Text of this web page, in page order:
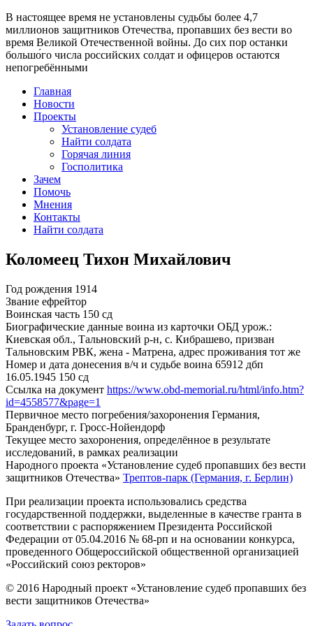
В настоящее время не установлены судьбы более 4,7
миллионов защитников Отечества, пропавших без вести во
время Великой Отечественной войны. До сих пор останки
большо́го числа российских солдат и офицеров остаются
непогребёнными
Главная
Новости
Проекты
Установление судеб
Найти солдата
Горячая линия
Госполитика
Зачем
Помочь
Мнения
Контакты
Найти солдата
Коломеец Тихон Михайлович
Год рождения 1914
Звание ефрейтор
Воинская часть 150 сд
Биографические данные воина из карточки ОБД урож.:
Киевская обл., Тальновский р-н, с. Кибрашево, призван
Тальновским РВК, жена - Матрена, адрес проживания тот же
Номер и дата донесения в/ч и судьбе воина 65912 дбп
16.05.1945 150 сд
Ссылка на документ https://www.obd-memorial.ru/html/info.htm?
id=4558577&page=1
Первичное место погребения/захоронения Германия,
Бранденбург, г. Гросс-Нойендорф
Текущее место захоронения, определённое в результате
исследований, в рамках реализации
Народного проекта «Установление судеб пропавших без вести
защитников Отечества» Трептов-парк (Германия, г. Берлин)
При реализации проекта использовались средства
государственной поддержки, выделенные в качестве гранта в
соответствии с распоряжением Президента Российской
Федерации от 05.04.2016 № 68-рп и на основании конкурса,
проведенного Общероссийской общественной организацией
«Российский союз ректоров»
© 2016 Народный проект «Установление судеб пропавших без
вести защитников Отечества»